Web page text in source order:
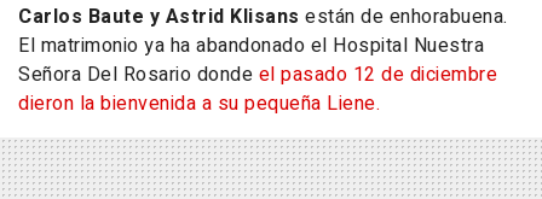
Carlos Baute y Astrid Klisans están de enhorabuena.
El matrimonio ya ha abandonado el Hospital Nuestra
Señora Del Rosario donde el pasado 12 de diciembre
dieron la bienvenida a su pequeña Liene.